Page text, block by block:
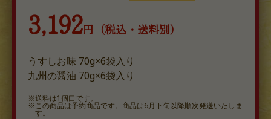
3,192円（税込・送料別）
うすしお味 70g×6袋入り
九州の醤油 70g×6袋入り
送料は1個口です。
この商品は予約商品です。商品は6月下旬以降順次発送いたしま
す。